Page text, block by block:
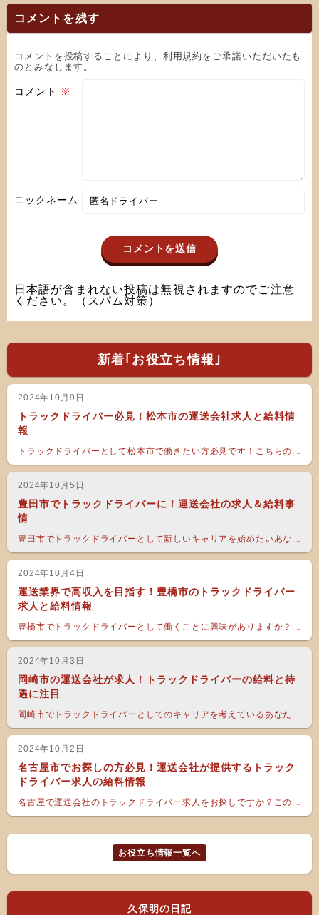
コメントを残す
コメントを投稿することにより、利用規約をご承諾いただいたも
のとみなします。
コメント ※
ニックネーム
日本語が含まれない投稿は無視されますのでご注意
ください。（スパム対策）
新着｢お役立ち情報｣
2024年10月9日
トラックドライバー必見！松本市の運送会社求人と給料情
報
トラックドライバーとして松本市で働きたい方必見です！こちらの...
2024年10月5日
豊田市でトラックドライバーに！運送会社の求人＆給料事
情
豊田市でトラックドライバーとして新しいキャリアを始めたいあな...
2024年10月4日
運送業界で高収入を目指す！豊橋市のトラックドライバー
求人と給料情報
豊橋市でトラックドライバーとして働くことに興味がありますか？...
2024年10月3日
岡崎市の運送会社が求人！トラックドライバーの給料と待
遇に注目
岡崎市でトラックドライバーとしてのキャリアを考えているあなた...
2024年10月2日
名古屋市でお探しの方必見！運送会社が提供するトラック
ドライバー求人の給料情報
名古屋で運送会社のトラックドライバー求人をお探しですか？この...
お役立ち情報一覧へ
久保明の日記